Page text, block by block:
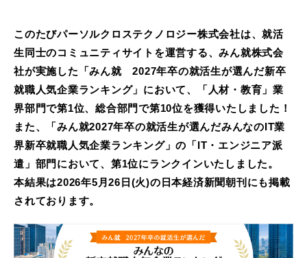
このたびパーソルクロステクノロジー株式会社は、就活
生同士のコミュニティサイトを運営する、みん就株式会
社が実施した「みん就 2027年卒の就活生が選んだ新卒
就職人気企業ランキング」において、「人材・教育」業
界部門で第1位、総合部門で第10位を獲得いたしました！
また、「みん就2027年卒の就活生が選んだみんなのIT業
界新卒就職人気企業ランキング」の「IT・エンジニア派
遣」部門において、第1位にランクインいたしました。
本結果は2026年5月26日(火)の日本経済新聞朝刊にも掲載
されております。